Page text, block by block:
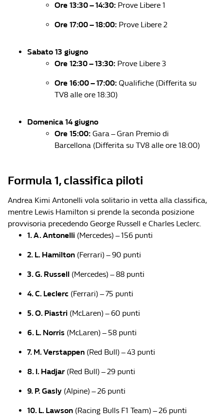
Ore 13:30 – 14:30: Prove Libere 1
Ore 17:00 – 18:00: Prove Libere 2
Sabato 13 giugno
Ore 12:30 – 13:30: Prove Libere 3
Ore 16:00 – 17:00: Qualifiche (Differita su
TV8 alle ore 18:30)
Domenica 14 giugno
Ore 15:00: Gara – Gran Premio di
Barcellona (Differita su TV8 alle ore 18:00)
Formula 1, classifica piloti
Andrea Kimi Antonelli vola solitario in vetta alla classifica,
mentre Lewis Hamilton si prende la seconda posizione
provvisoria precedendo George Russell e Charles Leclerc.
1. A. Antonelli (Mercedes) – 156 punti
2. L. Hamilton (Ferrari) – 90 punti
3. G. Russell (Mercedes) – 88 punti
4. C. Leclerc (Ferrari) – 75 punti
5. O. Piastri (McLaren) – 60 punti
6. L. Norris (McLaren) – 58 punti
7. M. Verstappen (Red Bull) – 43 punti
8. I. Hadjar (Red Bull) – 29 punti
9. P. Gasly (Alpine) – 26 punti
10. L. Lawson (Racing Bulls F1 Team) – 26 punti